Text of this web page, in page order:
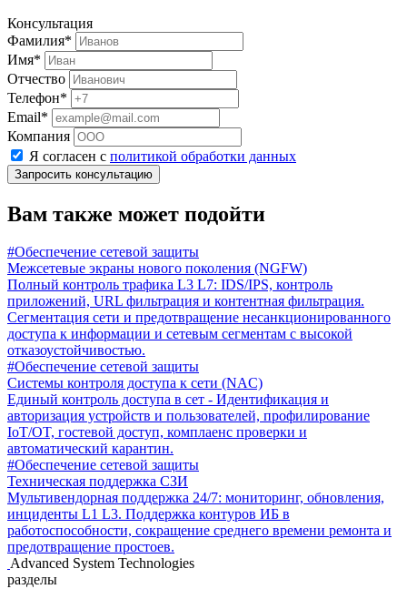
Консультация
Фамилия*
Имя*
Отчество
Телефон*
Email*
Компания
Я согласен с политикой обработки данных
Запросить консультацию
Вам также может подойти
#Обеспечение сетевой защиты
Межсетевые экраны нового поколения (NGFW)
Полный контроль трафика L3 L7: IDS/IPS, контроль
приложений, URL фильтрация и контентная фильтрация.
Сегментация сети и предотвращение несанкционированного
доступа к информации и сетевым сегментам с высокой
отказоустойчивостью.
#Обеспечение сетевой защиты
Системы контроля доступа к сети (NAC)
Единый контроль доступа в сет - Идентификация и
авторизация устройств и пользователей, профилирование
IoT/OT, гостевой доступ, комплаенс проверки и
автоматический карантин.
#Обеспечение сетевой защиты
Техническая поддержка СЗИ
Мультивендорная поддержка 24/7: мониторинг, обновления,
инциденты L1 L3. Поддержка контуров ИБ в
работоспособности, сокращение среднего времени ремонта и
предотвращение простоев.
Advanced System Technologies
разделы